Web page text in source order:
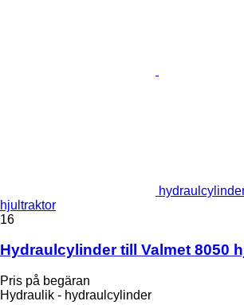
hjultraktor
16
Hydraulcylinder till Valmet 8050
Pris på begäran
Hydraulik - hydraulcylinder